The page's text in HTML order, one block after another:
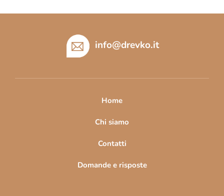
info@drevko.it
Home
Chi siamo
Contatti
Domande e risposte